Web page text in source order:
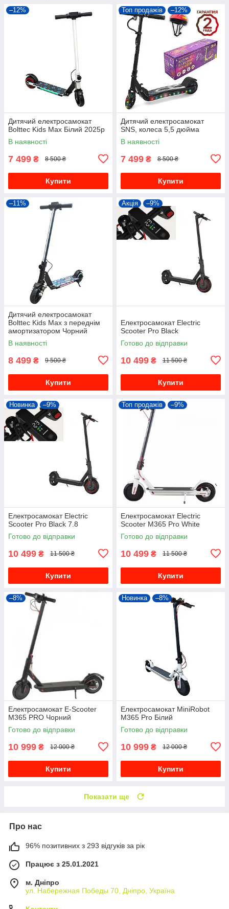
–12%
Дитячий електросамокат
Bolttec Kids Max Білий 2025р
В наявності
7 499 ₴ 8 500 ₴
Купити
Топ продажів –12%
Дитячий електросамокат
SNS, колеса 5,5 дюйма
В наявності
7 499 ₴ 8 500 ₴
Купити
–11%
Дитячий електросамокат
Bolttec Kids Max з переднім
амортизатором Чорний
2025р
В наявності
8 499 ₴ 9 500 ₴
Купити
Акція –9%
Електросамокат Electric
Scooter Pro Black
Готово до відправки
10 499 ₴ 11 500 ₴
Купити
Новинка –9%
Електросамокат Electric
Scooter Pro Black 7.8
Готово до відправки
10 499 ₴ 11 500 ₴
Купити
Топ продажів –9%
Електросамокат Electric
Scooter M365 Pro White
Готово до відправки
10 499 ₴ 11 500 ₴
Купити
–8%
Електросамокат E-Scooter
M365 PRO Чорний
Готово до відправки
10 999 ₴ 12 000 ₴
Купити
Новинка –8%
Електросамокат MiniRobot
M365 Pro Білий
Готово до відправки
10 999 ₴ 12 000 ₴
Купити
Показати ще
Про нас
96% позитивних з 293 відгуків за рік
Працює з 25.01.2021
м. Дніпро
ул. Набережная Победы 70, Дніпро, Україна